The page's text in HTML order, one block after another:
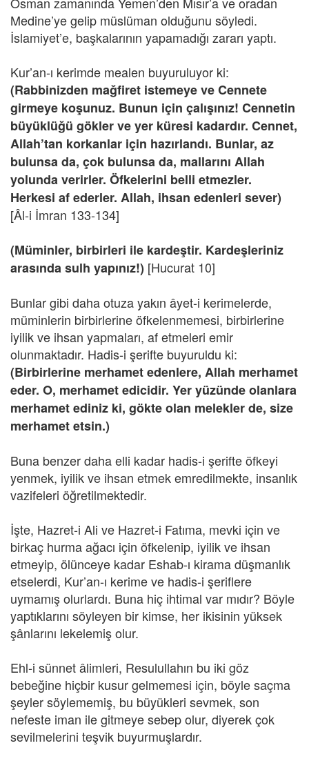
Medine’ye gelip müslüman olduğunu söyledi.
İslamiyet’e, başkalarının yapamadığı zararı yaptı.
Kur’an-ı kerimde mealen buyuruluyor ki:
(Rabbinizden mağfiret istemeye ve Cennete
girmeye koşunuz. Bunun için çalışınız! Cennetin
büyüklüğü gökler ve yer küresi kadardır. Cennet,
Allah’tan korkanlar için hazırlandı. Bunlar, az
bulunsa da, çok bulunsa da, mallarını Allah
yolunda verirler. Öfkelerini belli etmezler.
Herkesi af ederler. Allah, ihsan edenleri sever)
[Âl-i İmran 133-134]
(Müminler, birbirleri ile kardeştir. Kardeşleriniz
arasında sulh yapınız!) [Hucurat 10]
Bunlar gibi daha otuza yakın âyet-i kerimelerde,
müminlerin birbirlerine öfkelenmemesi, birbirlerine
iyilik ve ihsan yapmaları, af etmeleri emir
olunmaktadır. Hadis-i şerifte buyuruldu ki:
(Birbirlerine merhamet edenlere, Allah merhamet
eder. O, merhamet edicidir. Yer yüzünde olanlara
merhamet ediniz ki, gökte olan melekler de, size
merhamet etsin.)
Buna benzer daha elli kadar hadis-i şerifte öfkeyi
yenmek, iyilik ve ihsan etmek emredilmekte, insanlık
vazifeleri öğretilmektedir.
İşte, Hazret-i Ali ve Hazret-i Fatıma, mevki için ve
birkaç hurma ağacı için öfkelenip, iyilik ve ihsan
etmeyip, ölünceye kadar Eshab-ı kirama düşmanlık
etselerdi, Kur’an-ı kerime ve hadis-i şeriflere
uymamış olurlardı. Buna hiç ihtimal var mıdır? Böyle
yaptıklarını söyleyen bir kimse, her ikisinin yüksek
şânlarını lekelemiş olur.
Ehl-i sünnet âlimleri, Resulullahın bu iki göz
bebeğine hiçbir kusur gelmemesi için, böyle saçma
şeyler söylememiş, bu büyükleri sevmek, son
nefeste iman ile gitmeye sebep olur, diyerek çok
sevilmelerini teşvik buyurmuşlardır.